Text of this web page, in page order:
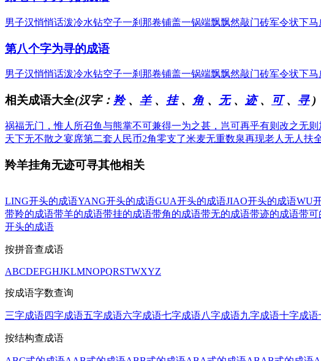
男子汉悄悄话泼冷水钻空子一刹那卷铺盖一锅端飘飘然敲门砖军令状下马
第八个字为寻的成语
男子汉悄悄话泼冷水钻空子一刹那卷铺盖一锅端飘飘然敲门砖军令状下马
相关成语大全(汉字： 羚、 羊、 挂、 角 、 无、 迹、 可、 寻)
祸福无门，惟人所召鱼与熊掌不可兼得一为之甚，岂可再乎有则改之无则
天下无不散之宴席第二套人民币2角零支了米麦无重数泉再现老人无人扶
羚羊挂角无迹可寻其他相关
LING开头的成语YANG开头的成语GUA开头的成语JIAO开头的成语WU
带羚的成语带羊的成语带挂的成语带角的成语带无的成语带迹的成语带可
开头的成语
按拼音查成语
ABCDEFGHJKLMNOPQRSTWXYZ
按成语字数查询
三字成语四字成语五字成语六字成语七字成语八字成语九字成语十字成语
按结构查成语